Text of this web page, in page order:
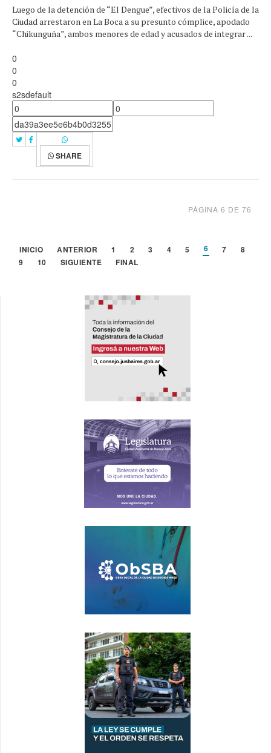
Luego de la detención de “El Dengue”, efectivos de la Policía de la
Ciudad arrestaron en La Boca a su presunto cómplice, apodado
“Chikunguña”, ambos menores de edad y acusados de integrar ...
0
0
0
s2sdefault
SHARE
PÁGINA 6 DE 76
INICIO ANTERIOR 1 2 3 4 5 6 7
8
9
10 SIGUIENTE FINAL